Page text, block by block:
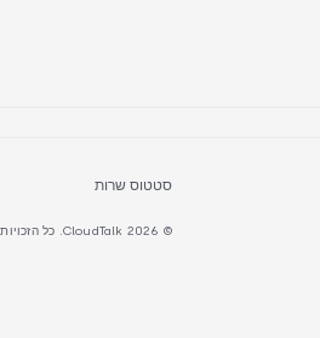
סטטוס שרות
© 2026 CloudTalk. כל הזכויות שמורות. סימנים מסחריים שונים המוחזקים על ידי בעליהם בהתאמה.